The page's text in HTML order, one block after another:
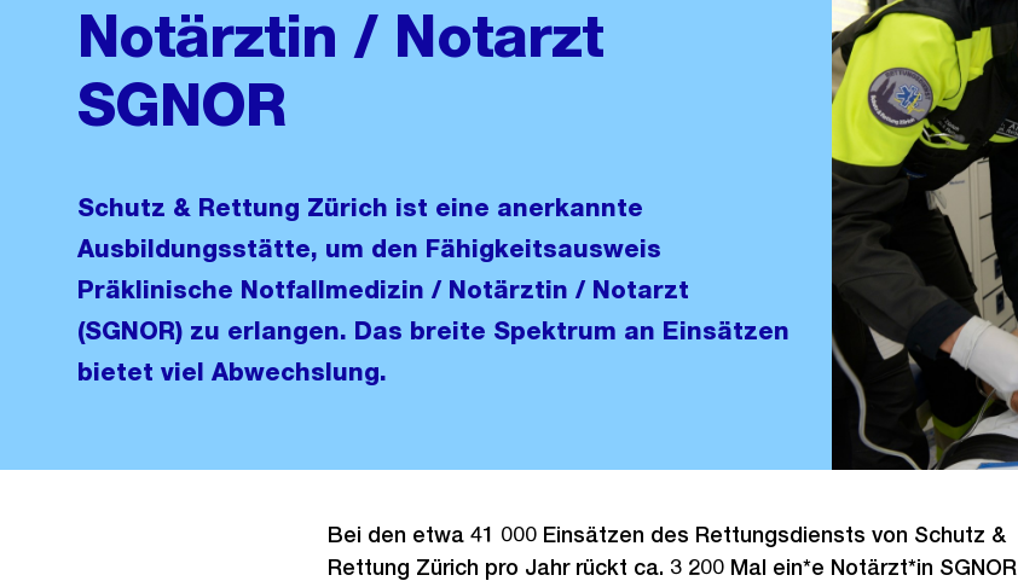
Notärztin / Notarzt
SGNOR
Schutz & Rettung Zürich ist eine anerkannte
Ausbildungsstätte, um den Fähigkeitsausweis
Präklinische Notfallmedizin / Notärztin / Notarzt
(SGNOR) zu erlangen. Das breite Spektrum an Einsätzen
bietet viel Abwechslung.
Bei den etwa 41 000 Einsätzen des Rettungsdiensts von Schutz &
Rettung Zürich pro Jahr rückt ca. 3 200 Mal ein*e Notärzt*in SGNOR